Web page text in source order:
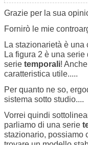
Grazie per la sua
Fornirò le mie
La stazionarietà è
La figura 2 è una
serie temporali!
caratteristica utile.....
Per quanto ne so,
sistema sotto studio....
Vorrei quindi
parliamo di una serie
stazionario, possiamo